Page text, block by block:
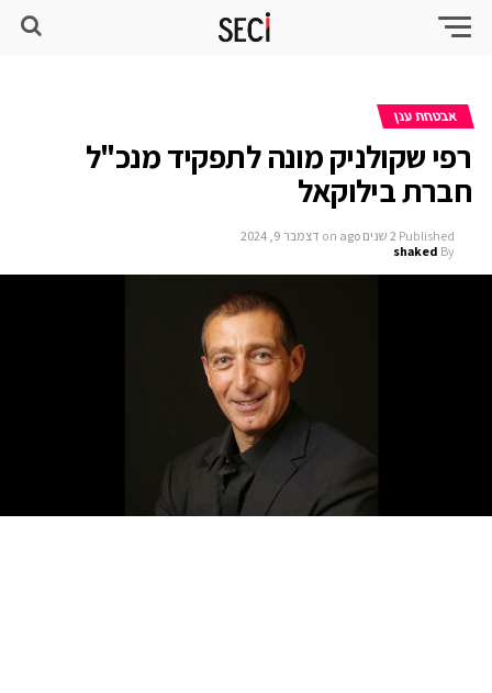
אבטחת ענן
רפי שקולניק מונה לתפקיד מנכ"ל
חברת בילוקאל
Published 2 שנים ago on דצמבר 9, 2024
By
shaked